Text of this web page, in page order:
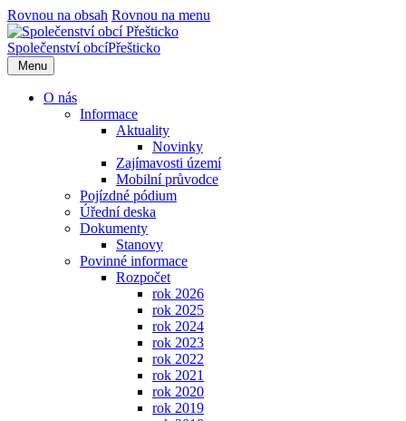
Rovnou na obsah Rovnou na menu
Společenství obcíPřešticko
Menu
O nás
Informace
Aktuality
Novinky
Zajímavosti území
Mobilní průvodce
Pojízdné pódium
Úřední deska
Dokumenty
Stanovy
Povinné informace
Rozpočet
rok 2026
rok 2025
rok 2024
rok 2023
rok 2022
rok 2021
rok 2020
rok 2019